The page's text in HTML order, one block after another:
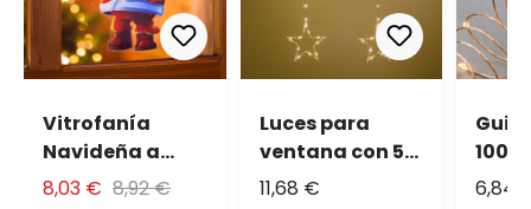
Vitrofanía
Navideña a
pilas, Papá Noel
8,03 € 8,92 €
Luces para
ventana con 5
estrellas Ø 23
11,68 €
100
6,84